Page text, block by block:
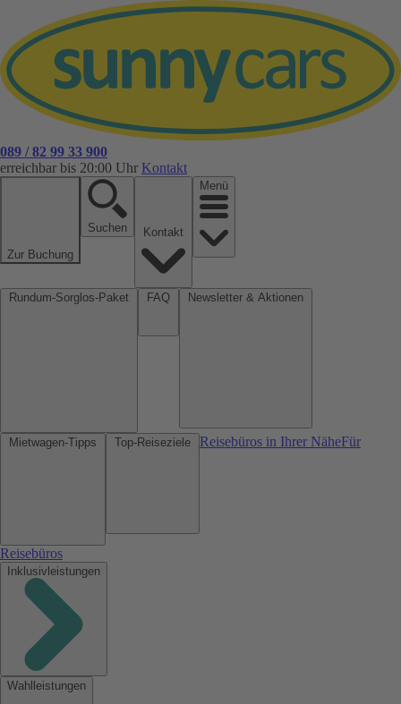
089 / 82 99 33 900
erreichbar bis 20:00 Uhr Kontakt
Zur Buchung
Suchen
Menü
Reisebüros in Ihrer NäheFür
Reisebüros
Inklusivleistungen
Wahlleistungen